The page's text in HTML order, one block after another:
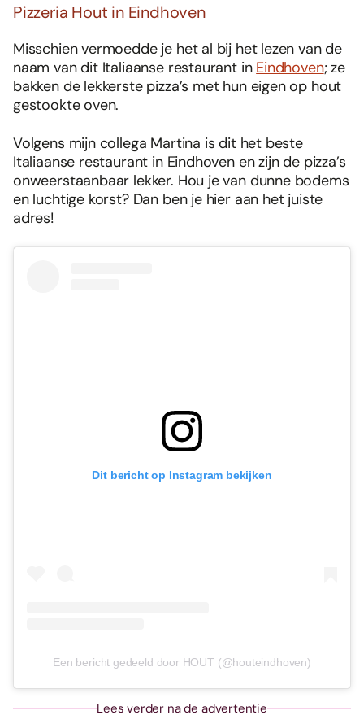
Pizzeria Hout in Eindhoven
Misschien vermoedde je het al bij het lezen van de
naam van dit Italiaanse restaurant in Eindhoven; ze
bakken de lekkerste pizza’s met hun eigen op hout
gestookte oven.
Volgens mijn collega Martina is dit het beste
Italiaanse restaurant in Eindhoven en zijn de pizza’s
onweerstaanbaar lekker. Hou je van dunne bodems
en luchtige korst? Dan ben je hier aan het juiste
adres!
Dit bericht op Instagram bekijken
Een bericht gedeeld door HOUT (@houteindhoven)
Lees verder na de advertentie